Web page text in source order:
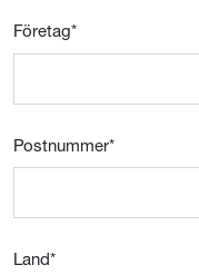
Företag*
Postnummer*
Land*